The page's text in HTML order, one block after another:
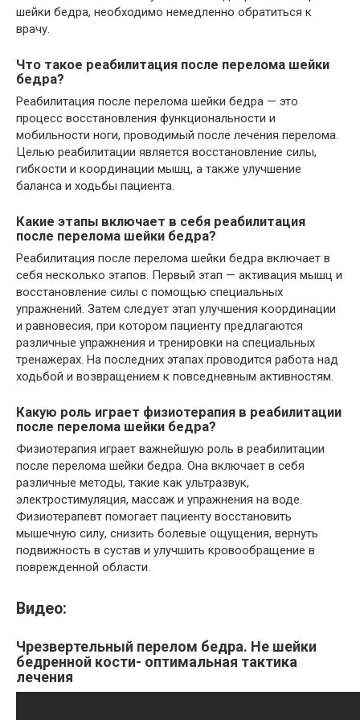
шейки бедра, необходимо немедленно обратиться к
врачу.
Что такое реабилитация после перелома шейки
бедра?
Реабилитация после перелома шейки бедра — это
процесс восстановления функциональности и
мобильности ноги, проводимый после лечения перелома.
Целью реабилитации является восстановление силы,
гибкости и координации мышц, а также улучшение
баланса и ходьбы пациента.
Какие этапы включает в себя реабилитация
после перелома шейки бедра?
Реабилитация после перелома шейки бедра включает в
себя несколько этапов. Первый этап — активация мышц и
восстановление силы с помощью специальных
упражнений. Затем следует этап улучшения координации
и равновесия, при котором пациенту предлагаются
различные упражнения и тренировки на специальных
тренажерах. На последних этапах проводится работа над
ходьбой и возвращением к повседневным активностям.
Какую роль играет физиотерапия в реабилитации
после перелома шейки бедра?
Физиотерапия играет важнейшую роль в реабилитации
после перелома шейки бедра. Она включает в себя
различные методы, такие как ультразвук,
электростимуляция, массаж и упражнения на воде.
Физиотерапевт помогает пациенту восстановить
мышечную силу, снизить болевые ощущения, вернуть
подвижность в сустав и улучшить кровообращение в
поврежденной области.
Видео:
Чрезвертельный перелом бедра. Не шейки
бедренной кости- оптимальная тактика
лечения